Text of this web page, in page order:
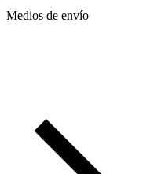
Medios de envío